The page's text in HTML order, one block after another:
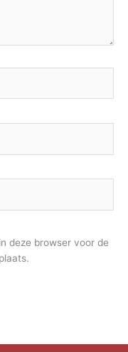
deze browser voor de